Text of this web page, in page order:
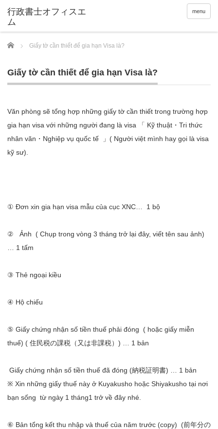
menu
Home Giấy tờ cần thiết để gia hạn Visa là?
Giấy tờ cần thiết để gia hạn Visa là?
Văn phòng sẽ tổng hợp những giấy tờ cần thiết trong trường hợp
gia hạn visa với những người đang là visa 「 Kỹ thuật・Tri thức
nhân văn・Nghiệp vụ quốc tế 」( Người việt mình hay gọi là visa
kỹ sư).
① Đơn xin gia hạn visa mẫu của cục XNC… 1 bộ
② Ảnh ( Chụp trong vòng 3 tháng trở lại đây, viết tên sau ảnh)
… 1 tấm
③ Thẻ ngoại kiều
④ Hộ chiếu
⑤ Giấy chứng nhận số tiền thuế phải đóng ( hoặc giấy miễn
thuế) ( 住民税の課税（又は非課税）) … 1 bản
Giấy chứng nhận số tiền thuế đã đóng (納税証明書) … 1 bản
※ Xin những giấy thuế này ở Kuyakusho hoặc Shiyakusho tại nơi
bạn sống từ ngày 1 tháng1 trở về đây nhé.
⑥ Bản tổng kết thu nhập và thuế của năm trước (copy) (前年分の